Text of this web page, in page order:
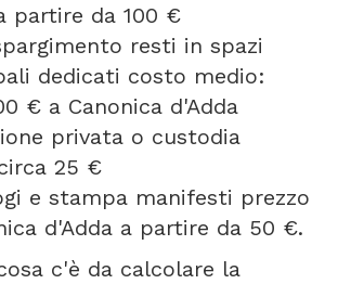
partire da 100 €
resti in spazi
dedicati costo medio:
€ a Canonica d'Adda
privata o custodia
25 €
e stampa manifesti prezzo
d'Adda a partire da 50 €.
c'è da calcolare la